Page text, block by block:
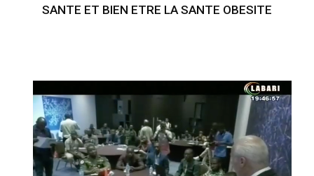
SANTE ET BIEN ETRE LA SANTE OBESITE